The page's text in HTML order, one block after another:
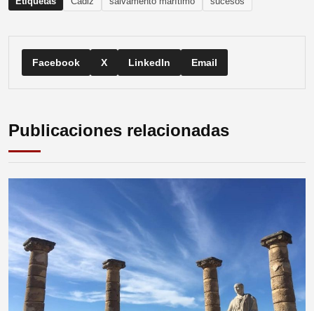
Facebook X LinkedIn Email
Publicaciones relacionadas